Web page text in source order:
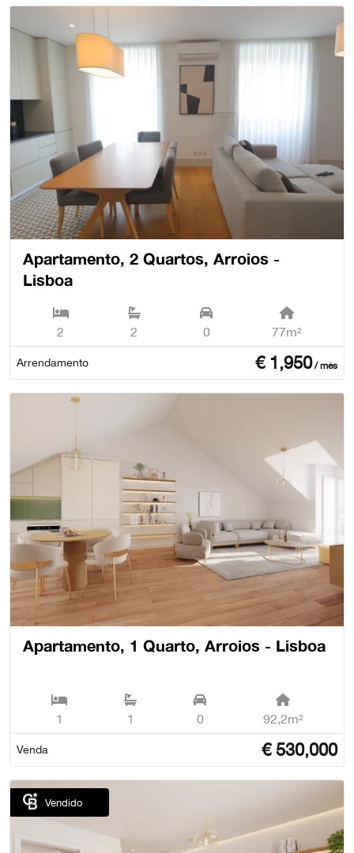
Apartamento, 2 Quartos, Arroios -
Lisboa
2 2 0 77m²
Arrendamento € 1,950/ mês
Apartamento, 1 Quarto, Arroios - Lisboa
1 1 0 92,2m²
Venda €530,000
Vendido